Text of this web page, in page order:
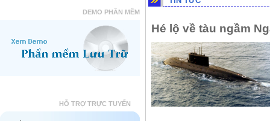
DEMO PHẦN MỀM
HỖ TRỢ TRỰC TUYẾN
Hé lộ về tàu ngầm